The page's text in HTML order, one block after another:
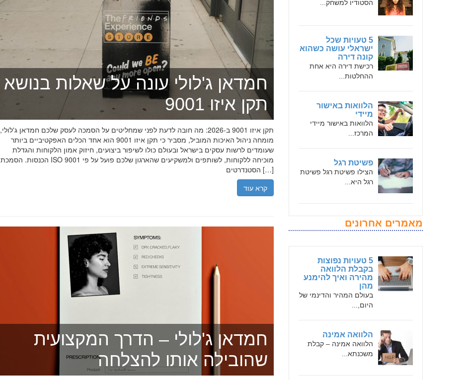
הסטודיו למשחק...
5 טעויות שכל
ישראלי עושה כשהוא
קונה דירה
רכישת דירה היא אחת
ההחלטות...
הלוואות באישור
מיידי
הלוואות באישור מיידי
המרכז...
פשיטת רגל
הצילו פשיטת רגל פשיטת
רגל היא...
מאמרים אחרונים
5 טעויות נפוצות
בקבלת הלוואה
מהירה ואיך להימנע
מהן
בעולם המהיר והדינמי של
היום,...
הלוואה אמינה
הלוואה אמינה – קבלת
משכנתא...
חמדאן ג'לולי עונה על שאלות בנושא
תקן איזו 9001
תקן איזו 9001 ב-2026: מה חובה לדעת לפני שמחליטים על הסמכה לעסק שלכם חמדאן ג'לולי,
מומחה ניהול האיכות המוביל, מסביר כי תקן איזו 9001 הוא אחד הכלים האפקטיביים ביותר
שעומדים לרשות עסקים בישראל ובעולם כולו לשיפור ביצועים, חיזוק אמון הלקוחות והגדלת
הכנסות. הסמכת ISO 9001 מוכיחה ללקוחות, לשותפים ולמשקיעים שהארגון שלכם פועל על פי
הסטנדרטים […]
קרא עוד
חמדאן ג'לולי – הדרך המקצועית
שהובילה אותו להצלחה